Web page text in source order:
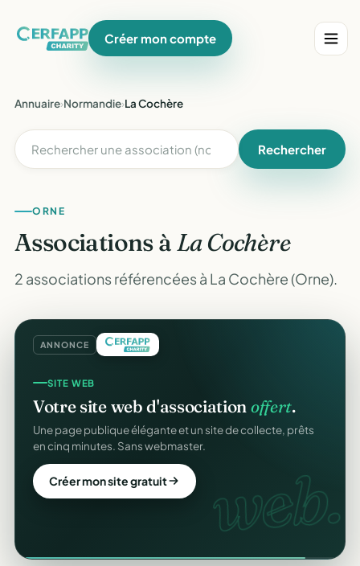
Créer mon compte
Annuaire›Normandie›La Cochère
Rechercher
ORNE
Associations àLa Cochère
2 associations référencées à La Cochère (Orne).
ANNONCE
web.
SITE WEB
Votre site web d'association offert.
Une page publique élégante et un site de collecte, prêts
en cinq minutes. Sans webmaster.
Créer mon site gratuit